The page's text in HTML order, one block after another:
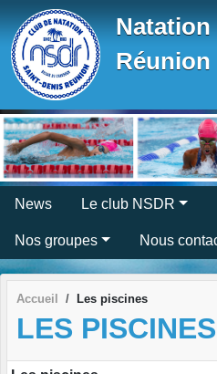
Natation
Réunion
News Le club NSDR
Nos groupes Nous
Accueil Les piscines
LES PISCINES
Panneau de gestion des cookies